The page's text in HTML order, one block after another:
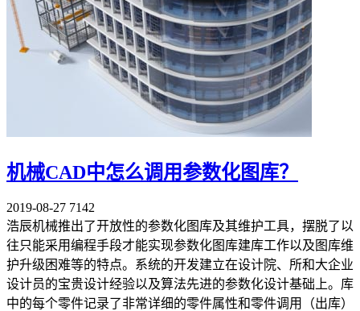
机械CAD中怎么调用参数化图库？
2019-08-27 7142
浩辰机械推出了开放性的参数化图库及其维护工具，摆脱了以
往只能采用编程手段才能实现参数化图库建库工作以及图库维
护升级困难等的特点。系统的开发建立在设计院、所和大企业
设计员的宝贵设计经验以及算法先进的参数化设计基础上。库
中的每个零件记录了非常详细的零件属性和零件调用（出库）